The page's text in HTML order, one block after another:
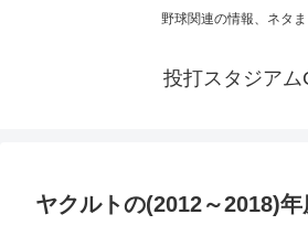
野球関連の情報、ネタ
投打スタジアム
ヤクルトの(2012～2018)年